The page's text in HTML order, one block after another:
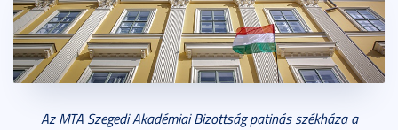
Az MTA Szegedi Akadémiai Bizottság patinás székháza a